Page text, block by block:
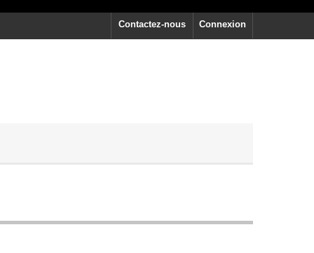
Connexion
Contactez-nous